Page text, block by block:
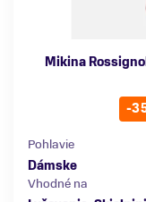
Mikina
-
Pohlavie
Dámske
Vhodné na